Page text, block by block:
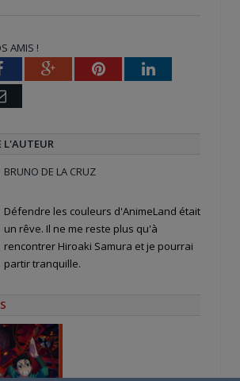
nouvelle
fenêtre)
AMIS !
FacebookGoogle+PinterestLinkedIn
Email
L'AUTEUR
BRUNO DE LA CRUZ
Défendre les couleurs d'AnimeLand était
un rêve. Il ne me reste plus qu'à
rencontrer Hiroaki Samura et je pourrai
partir tranquille.